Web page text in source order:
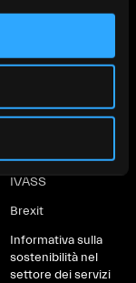
Informative al
IVASS
Brexit
Informativa sulla
sostenibilità nel
settore dei servizi